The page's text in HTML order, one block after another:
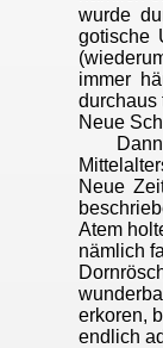
wurde
gotische
immer
durchaus
Neue
Dann
Neue
Atem
nämlich
erkoren,
endlich